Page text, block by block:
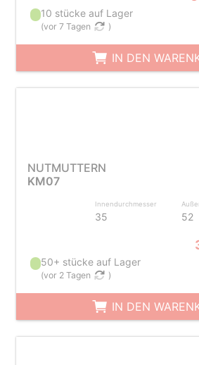
10 stücke auf Lager
(vor 7 Tagen )
IN DEN
NUTMUTTERN
KM07
Innendurchmesser
35 52
50+ stücke auf Lager
(vor 2 Tagen )
IN DEN